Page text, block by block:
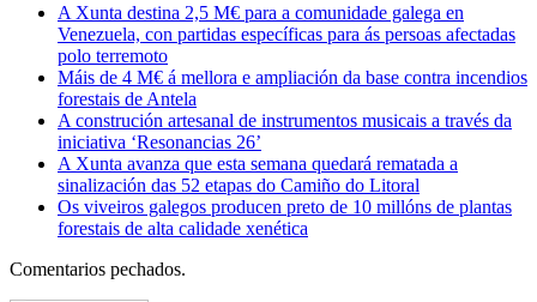
A Xunta destina 2,5 M€ para a comunidade galega en
Venezuela, con partidas específicas para ás persoas afectadas
polo terremoto
Máis de 4 M€ á mellora e ampliación da base contra incendios
forestais de Antela
A construción artesanal de instrumentos musicais a través da
iniciativa ‘Resonancias 26’
A Xunta avanza que esta semana quedará rematada a
sinalización das 52 etapas do Camiño do Litoral
Os viveiros galegos producen preto de 10 millóns de plantas
forestais de alta calidade xenética
Comentarios pechados.